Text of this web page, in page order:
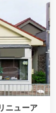
ニューア